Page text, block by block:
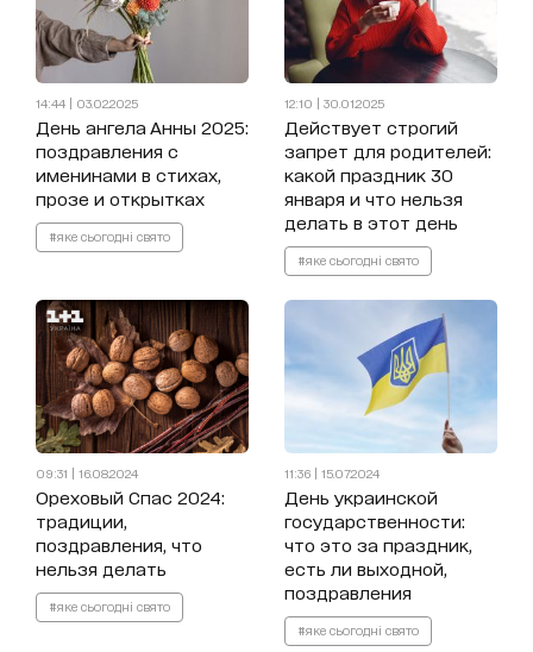
14:44 | 03.02.2025
День ангела Анны 2025:
поздравления с
именинами в стихах,
прозе и открытках
#яке сьогодні свято
12:10 | 30.01.2025
Действует строгий
запрет для родителей:
какой праздник 30
января и что нельзя
делать в этот день
#яке сьогодні свято
09:31 | 16.08.2024
Ореховый Спас 2024:
традиции,
поздравления, что
нельзя делать
#яке сьогодні свято
11:36 | 15.07.2024
День украинской
государственности:
что это за праздник,
есть ли выходной,
поздравления
#яке сьогодні свято